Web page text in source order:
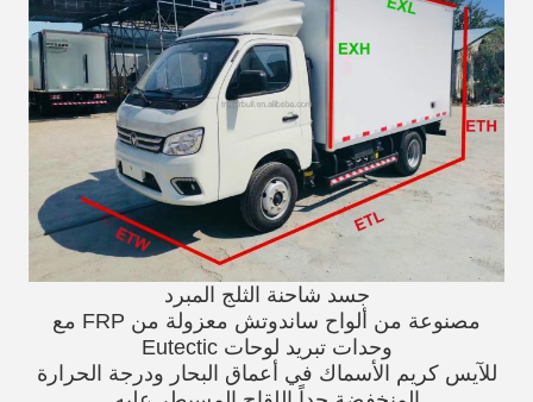
جسد شاحنة الثلج المبرد
مصنوعة من ألواح ساندوتش معزولة من FRP مع
وحدات تبريد لوحات Eutectic
للآيس كريم الأسماك في أعماق البحار ودرجة الحرارة